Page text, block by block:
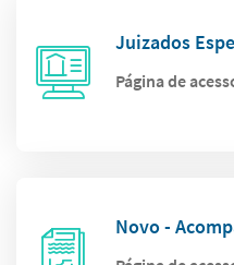
Juizados
Página de
Novo -